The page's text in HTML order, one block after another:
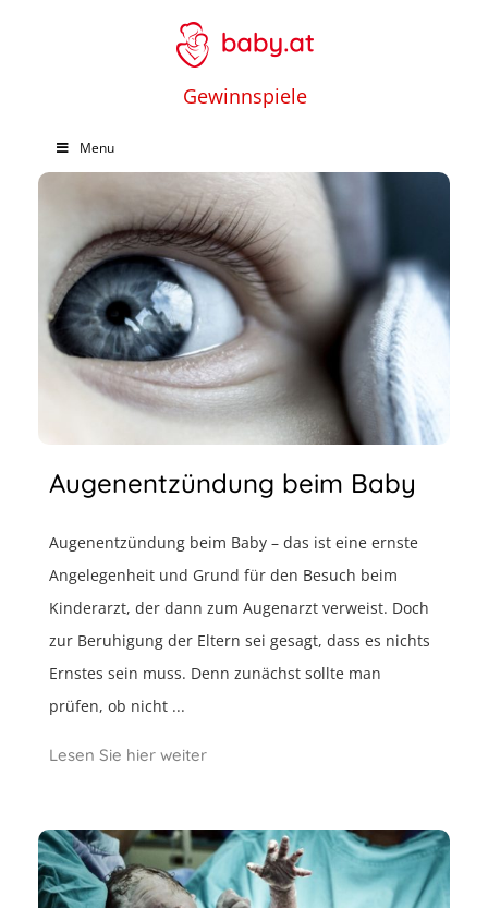
Gewinnspiele
Menu
Augenentzündung beim Baby
Augenentzündung beim Baby – das ist eine ernste
Angelegenheit und Grund für den Besuch beim
Kinderarzt, der dann zum Augenarzt verweist. Doch
zur Beruhigung der Eltern sei gesagt, dass es nichts
Ernstes sein muss. Denn zunächst sollte man
prüfen, ob nicht ...
Lesen Sie hier weiter